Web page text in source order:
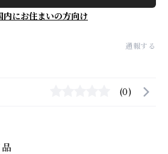
内にお住まいの方向け
通報する
(0)